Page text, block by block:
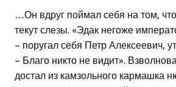
…Он вдруг поймал себя на том,
текут слезы. «Эдак негоже
– поругал себя Петр Алексеевич,
– Благо никто не видит».
достал из камзольного кармашка